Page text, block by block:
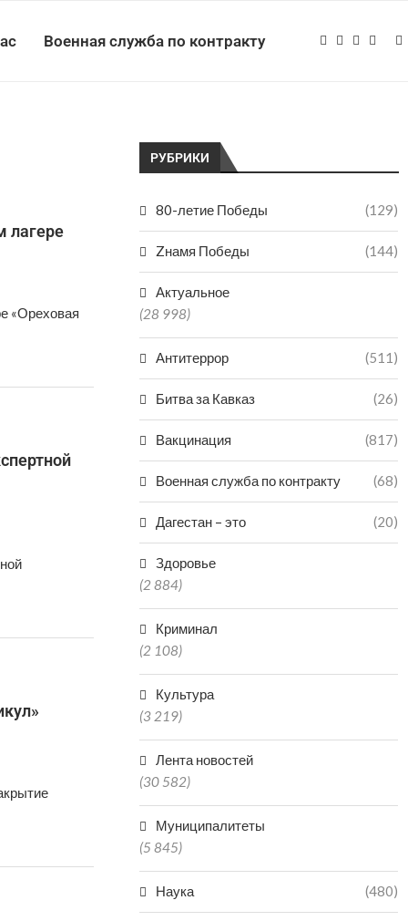
Военная служба по контракту
лагере
«Ореховая
РУБРИКИ
80-летие Победы (129)
Zнамя Победы (144)
Актуальное
(28 998)
Антитеррор (511)
Битва за Кавказ (26)
Вакцинация (817)
Военная служба по контракту (68)
Дагестан – это (20)
Здоровье
(2 884)
Криминал
(2 108)
Культура
(3 219)
Лента новостей
(30 582)
Муниципалитеты
(5 845)
Наука (480)